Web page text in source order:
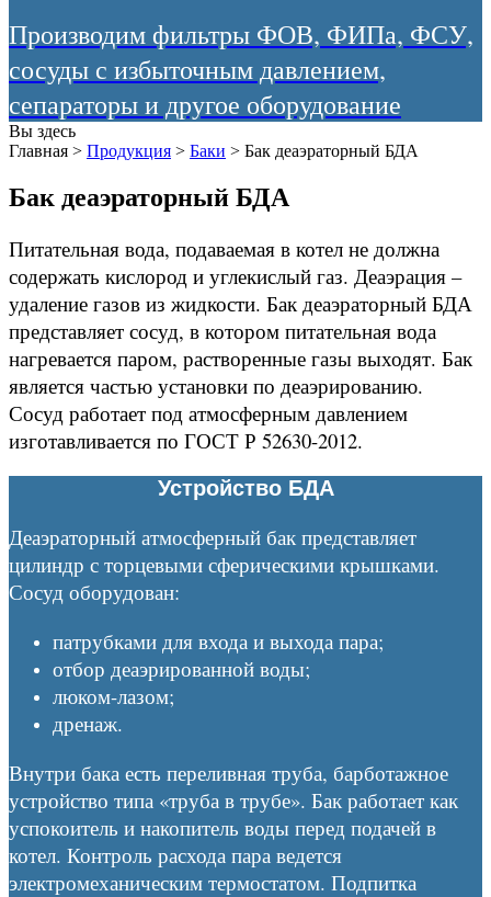
Производим фильтры ФОВ, ФИПа, ФСУ,
сосуды с избыточным давлением,
сепараторы и другое оборудование
Вы здесь
Главная > Продукция > Баки > Бак деаэраторный БДА
Бак деаэраторный БДА
Питательная вода, подаваемая в котел не должна
содержать кислород и углекислый газ. Деаэрация –
удаление газов из жидкости. Бак деаэраторный БДА
представляет сосуд, в котором питательная вода
нагревается паром, растворенные газы выходят. Бак
является частью установки по деаэрированию.
Сосуд работает под атмосферным давлением
изготавливается по ГОСТ Р 52630-2012.
Устройство БДА
Деаэраторный атмосферный бак представляет
цилиндр с торцевыми сферическими крышками.
Сосуд оборудован:
патрубками для входа и выхода пара;
отбор деаэрированной воды;
люком-лазом;
дренаж.
Внутри бака есть переливная труба, барботажное
устройство типа «труба в трубе». Бак работает как
успокоитель и накопитель воды перед подачей в
котел. Контроль расхода пара ведется
электромеханическим термостатом. Подпитка